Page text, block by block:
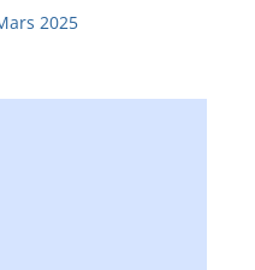
2025